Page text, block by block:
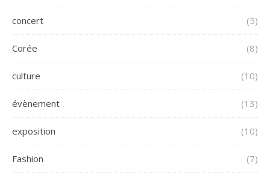
concert (5)
Corée (8)
culture (10)
évènement (13)
exposition (10)
Fashion (7)